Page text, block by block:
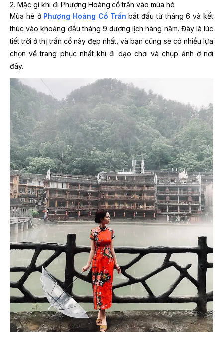
2. Mặc gì khi đi Phượng Hoàng cổ trấn vào mùa hè
Mùa hè ở Phượng Hoàng Cổ Trấnbắt đầu từ tháng 6 và kết
thúc vào khoảng đầu tháng 9 dương lịch hàng năm. Đây là lúc
tiết trời ở thị trấn cổ này đẹp nhất, và bạn cũng sẽ có nhiều lựa
chọn về trang phục nhất khi đi dạo chơi và chụp ảnh ở nơi
đây.